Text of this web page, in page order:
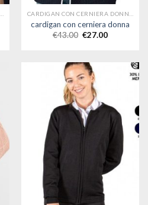
cardigan con cerniera donna
€43.00 €27.00